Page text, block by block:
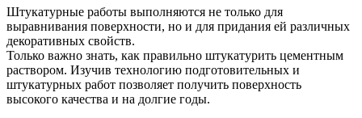
Штукатурные работы выполняются не только для
выравнивания поверхности, но и для придания ей различных
декоративных свойств.
Только важно знать, как правильно штукатурить цементным
раствором. Изучив технологию подготовительных и
штукатурных работ позволяет получить поверхность
высокого качества и на долгие годы.